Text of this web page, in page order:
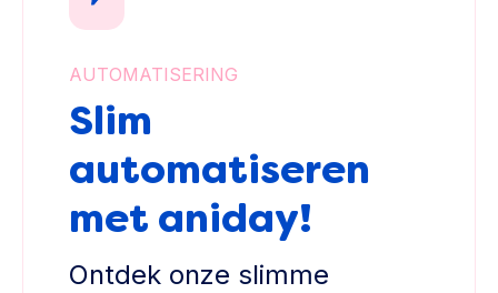
AUTOMATISERING
Slim
automatiseren
met aniday!
Ontdek onze slimme